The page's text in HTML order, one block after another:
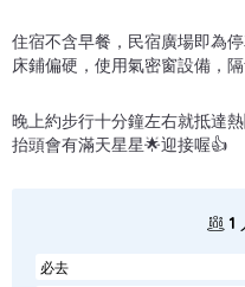
住宿不含早餐，民宿廣場即為
床鋪偏硬，使用氣密窗設備，
晚上約步行十分鐘左右就抵達
抬頭會有滿天星星🌟迎接喔👍
1
必去